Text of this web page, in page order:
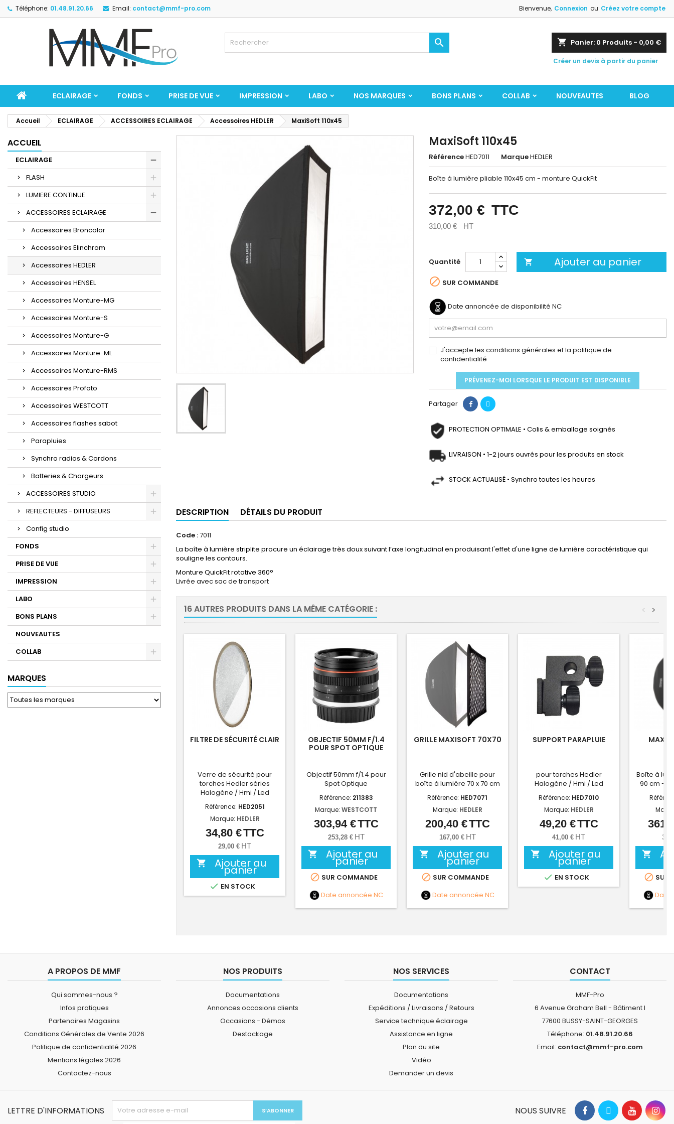
Téléphone: 01.48.91.20.66 Email: contact@mmf-pro.com Bienvenue, Connexion ou Créez votre compte
shopping_cart Panier: 0 Produits - 0,00 €
Créer un devis à partir du panier

ECLAIRAGE FONDS PRISE DE VUE IMPRESSION LABO NOS MARQUES BONS PLANS COLLAB NOUVEAUTES BLOG
Accueil ECLAIRAGE ACCESSOIRES ECLAIRAGE Accessoires HEDLER MaxiSoft 110x45
ACCUEIL
ECLAIRAGE
FLASH
LUMIERE CONTINUE
ACCESSOIRES ECLAIRAGE
Accessoires Broncolor
Accessoires Elinchrom
Accessoires HEDLER
Accessoires HENSEL
Accessoires Monture-MG
Accessoires Monture-S
Accessoires Monture-G
Accessoires Monture-ML
Accessoires Monture-RMS
Accessoires Profoto
Accessoires WESTCOTT
Accessoires flashes sabot
Parapluies
Synchro radios & Cordons
Batteries & Chargeurs
ACCESSOIRES STUDIO
REFLECTEURS - DIFFUSEURS
Config studio
FONDS
PRISE DE VUE
IMPRESSION
LABO
BONS PLANS
NOUVEAUTES
COLLAB
MARQUES
MaxiSoft 110x45
RéférenceHED7011 MarqueHEDLER
Boîte à lumière pliable 110x45 cm - monture QuickFit
372,00 € TTC
310,00 € HT
Quantité  Ajouter au panier
 SUR COMMANDE
Date annoncée de disponibilité NC
J'accepte les conditions générales et la politique de
confidentialité
PRÉVENEZ-MOI LORSQUE LE PRODUIT EST DISPONIBLE
Partager
PROTECTION OPTIMALE • Colis & emballage soignés
LIVRAISON • 1-2 jours ouvrés pour les produits en stock
STOCK ACTUALISÉ • Synchro toutes les heures
DESCRIPTION DÉTAILS DU PRODUIT
Code :7011
La boîte à lumière striplite procure un éclairage très doux suivant l’axe longitudinal en produisant l'effet d'une ligne de lumière caractéristique qui
souligne les contours.
Monture QuickFit rotative 360°
Livrée avec sac de transport
16 AUTRES PRODUITS DANS LA MÊME CATÉGORIE : >
<
FILTRE DE SÉCURITÉ CLAIR
Verre de sécurité pour
torches Hedler séries
Halogène / Hmi / Led
Référence: HED2051
Marque: HEDLER
Prix
34,80 €TTC
29,00 € HT
 Ajouter au
panier
 EN STOCK
OBJECTIF 50MM F/1.4
POUR SPOT OPTIQUE
Objectif 50mm f/1.4 pour
Spot Optique
Référence: 211383
Marque: WESTCOTT
Prix
303,94 €TTC
253,28 € HT
 Ajouter au
panier
 SUR COMMANDE
Date annoncée NC
GRILLE MAXISOFT 70X70
Grille nid d'abeille pour
boîte à lumière 70 x 70 cm
Référence: HED7071
Marque: HEDLER
Prix
200,40 €TTC
167,00 € HT
 Ajouter au
panier
 SUR COMMANDE
Date annoncée NC
SUPPORT PARAPLUIE
pour torches Hedler
Halogène / Hmi / Led
Référence: HED7010
Marque: HEDLER
Prix
49,20 €TTC
41,00 € HT
 Ajouter au
panier
 EN STOCK
Boîte à
90 cm -

 SUR
Date
A PROPOS DE MMF
Qui sommes-nous ?
Infos pratiques
Partenaires Magasins
Conditions Générales de Vente 2026
Politique de confidentialité 2026
Mentions légales 2026
Contactez-nous
NOS PRODUITS
Documentations
Annonces occasions clients
Occasions - Démos
Destockage
NOS SERVICES
Documentations
Expéditions / Livraisons / Retours
Service technique éclairage
Assistance en ligne
Plan du site
Vidéo
Demander un devis
CONTACT
MMF-Pro
6 Avenue Graham Bell - Bâtiment I
77600 BUSSY-SAINT-GEORGES
Téléphone: 01.48.91.20.66
Email: contact@mmf-pro.com
LETTRE D'INFORMATIONS NOUS SUIVRE